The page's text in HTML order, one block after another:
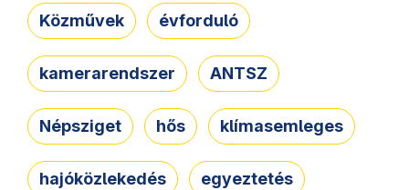
Közművek évforduló
kamerarendszer ANTSZ
Népsziget hős klímasemleges
hajóközlekedés egyeztetés